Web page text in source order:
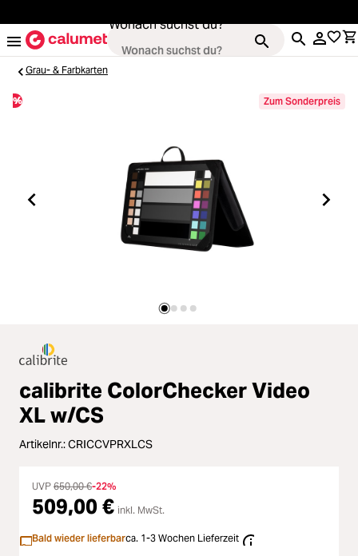
Wonach suchst du?
Objektive
Video & Drohnen
Zubehör
Licht & Studio
Bildbearbeitung
Ferngläser
Second Hand
Grau- & Farbkarten
% Zum Sonderpreis
calibrite ColorChecker Video
XL w/CS
Artikelnr.:CRICCVPRXLCS
UVP 650,00 €-22%
509,00 € inkl. MwSt.
Bald wieder lieferbarca. 1-3 Wochen Lieferzeit